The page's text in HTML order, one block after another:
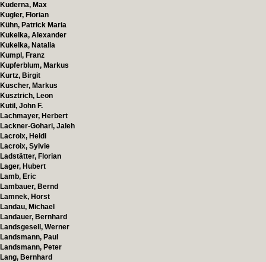
Kuderna, Max
Kugler, Florian
Kühn, Patrick Maria
Kukelka, Alexander
Kukelka, Natalia
Kumpl, Franz
Kupferblum, Markus
Kurtz, Birgit
Kuscher, Markus
Kusztrich, Leon
Kutil, John F.
Lachmayer, Herbert
Lackner-Gohari, Jaleh
Lacroix, Heidi
Lacroix, Sylvie
Ladstätter, Florian
Lager, Hubert
Lamb, Eric
Lambauer, Bernd
Lamnek, Horst
Landau, Michael
Landauer, Bernhard
Landsgesell, Werner
Landsmann, Paul
Landsmann, Peter
Lang, Bernhard